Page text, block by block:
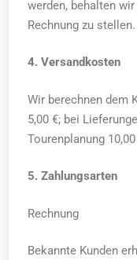
werden, behalten
Rechnung zu stellen.
4. Versandkosten
Wir berechnen dem
5,00 €; bei
Tourenplanung
5. Zahlungsarten
Rechnung
Bekannte Kunden